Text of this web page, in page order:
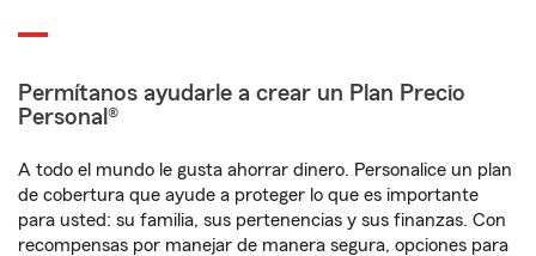
Permítanos ayudarle a crear un Plan Precio
Personal®
A todo el mundo le gusta ahorrar dinero. Personalice un plan
de cobertura que ayude a proteger lo que es importante
para usted: su familia, sus pertenencias y sus finanzas. Con
recompensas por manejar de manera segura, opciones para